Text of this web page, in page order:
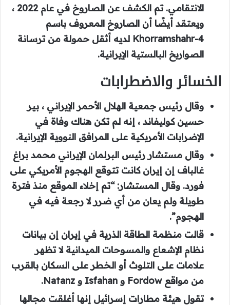
الانتقامي. تم الكشف عن الصاروخ في عام 2022 ،
ويعتقد أيضًا أن الصاروخ المعروف باسم
Khorramshahr-4 لديه أثقل حمولة من ترسانة
الصواريخ البالستية الإيرانية.
الخسائر والاضطرابات
وقال رئيس جمعية الهلال الأحمر الإيراني ، بير
حسين كوليفاند ، إنه لم تكن هناك وفاة في
الإضرابات الأمريكية على المرافق النووية الإيرانية.
وقال مستشار رئيس البرلمان الإيراني محمد براغ
غالباف إن إيران كانت تتوقع الهجوم الأمريكي على
فورد. وقال المستشار: “تم إخلاء الموقع منذ فترة
طويلة ولم يعان من أي ضرر لا رجعة فيه في
الهجوم”.
قالت منظمة الطاقة الذرية في إيران إن بيانات
نظام الإشعاع والمسوحات الميدانية لا تظهر
علامات على التلوث أو الخطر على السكان بالقرب
من مواقع Fordow و Isfahan و Natanz.
تقول هيئة مطارات إسرائيل إنها أغلقت مجالها